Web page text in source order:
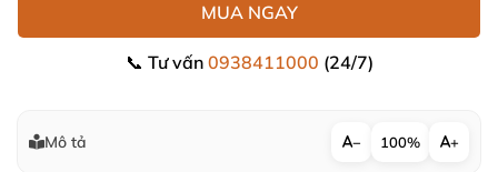
MUA NGAY
📞 Tư vấn 0938411000 (24/7)
Mô tả − 100% +